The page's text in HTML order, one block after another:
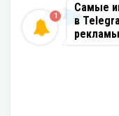
Самые
в
рекламы
1